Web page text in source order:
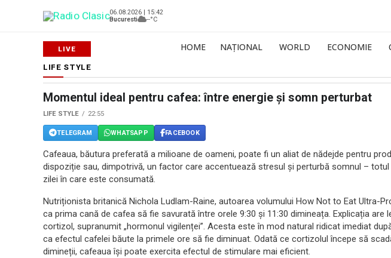
06.08.2026 | 15:42
Bucuresti
--°C
HOME NAȚIONAL WORLD ECONOMIE
LIFE STYLE
Momentul ideal pentru cafea: între energie și somn perturbat
LIFE STYLE 22:55
TELEGRAM WHATSAPP FACEBOOK
Cafeaua, băutura preferată a milioane de oameni, poate fi un aliat de nădejde pentru
dispoziție sau, dimpotrivă, un factor care accentuează stresul și perturbă somnul –
zilei în care este consumată.
Nutriționista britanică Nichola Ludlam-Raine, autoarea volumului How Not to Eat Ultra-
ca prima cană de cafea să fie savurată între orele 9:30 și 11:30 dimineața. Explicația are
cortizol, supranumit „hormonul vigilenței”. Acesta este în mod natural ridicat imediat
ca efectul cafelei băute la primele ore să fie diminuat. Odată ce cortizolul începe să
dimineții, cafeaua își poate exercita efectul de stimulare mai eficient.